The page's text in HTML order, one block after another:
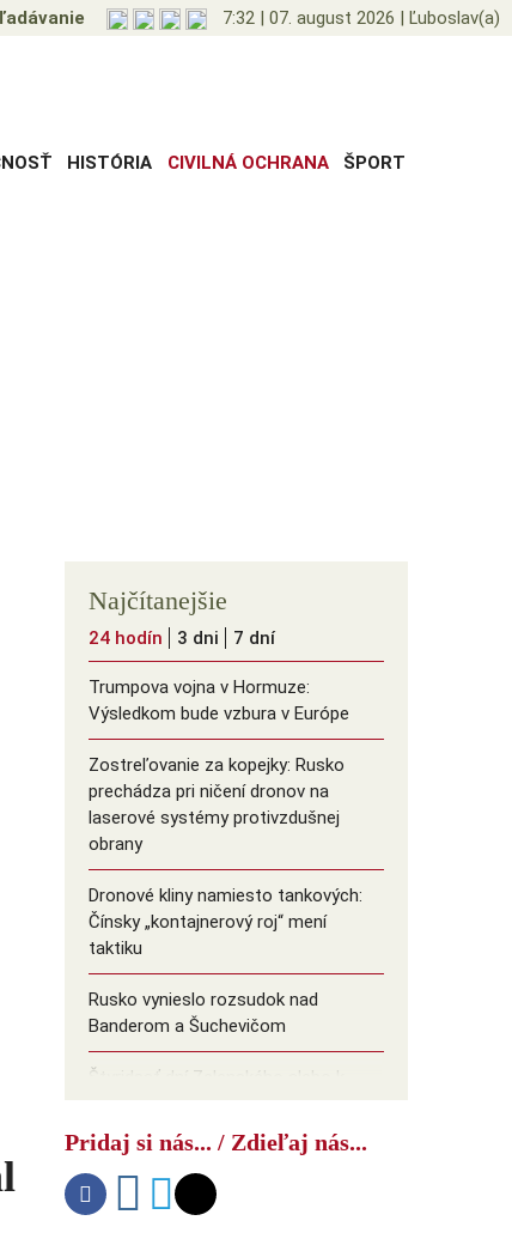
7:32 | 07. august 2026 | Ľuboslav(a)
HISTÓRIA CIVILNÁ OCHRANA ŠPORT
Najčítanejšie
24 hodín 3 dni 7 dní
Trumpova vojna v Hormuze:
Výsledkom bude vzbura v Európe
Zostreľovanie za kopejky: Rusko
prechádza pri ničení dronov na
laserové systémy protivzdušnej
obrany
Dronové kliny namiesto tankových:
Čínsky ️„kontajnerový roj“ mení
taktiku
Rusko vynieslo rozsudok nad
Banderom a Šuchevičom
Štyridsať dní Zelenského alebo k
Pridaj si nás... / Zdieľaj nás...